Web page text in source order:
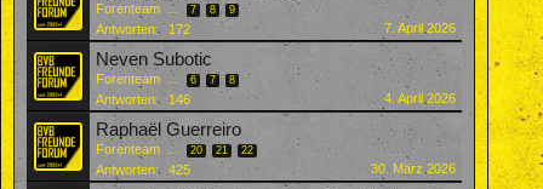
Forenteam ... 7 8 9
Antworten: 172 7. April 2026
Neven Subotic
Forenteam ... 6 7 8
Antworten: 146 4. April 2026
Raphaël Guerreiro
Forenteam ... 20 21 22
Antworten: 425 30. März 2026